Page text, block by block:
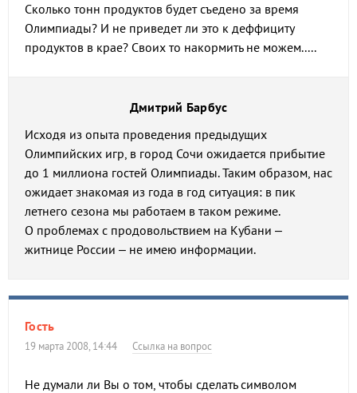
Сколько тонн продуктов будет съедено за время
Олимпиады? И не приведет ли это к деффициту
продуктов в крае? Своих то накормить не можем.....
Дмитрий Барбус
Исходя из опыта проведения предыдущих
Олимпийских игр, в город Сочи ожидается прибытие
до 1 миллиона гостей Олимпиады. Таким образом, нас
ожидает знакомая из года в год ситуация: в пик
летнего сезона мы работаем в таком режиме.
О проблемах с продовольствием на Кубани –
житнице России – не имею информации.
Гость
19 марта 2008, 14:44 Ссылка на вопрос
Не думали ли Вы о том, чтобы сделать символом